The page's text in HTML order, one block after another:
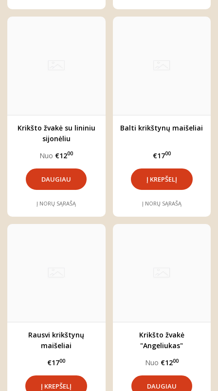
Krikšto žvakė su lininiu
sijonėliu
Nuo €1200
DAUGIAU
Į NORŲ SĄRAŠĄ
Balti krikštynų maišeliai
€1700
Į NORŲ SĄRAŠĄ
Rausvi krikštynų
maišeliai
€1700
Krikšto žvakė
"Angeliukas"
Nuo €1200
DAUGIAU